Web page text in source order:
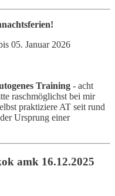
05. Januar 2026
Training - acht
raschmöglichst bei mir
praktiziere AT seit rund
Ursprung einer
amk 16.12.2025